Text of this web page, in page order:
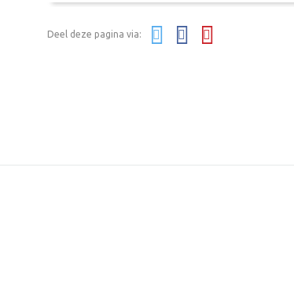
Deel deze pagina via: